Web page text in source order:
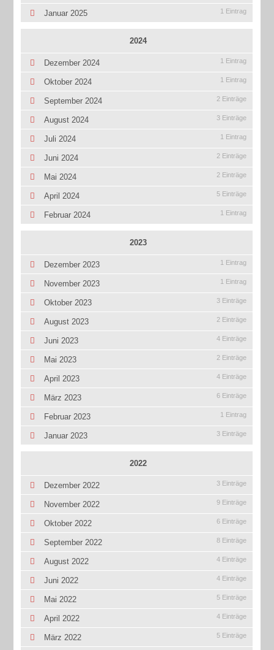
Januar 2025 1 Eintrag
2024
Dezember 2024 1 Eintrag
Oktober 2024 1 Eintrag
September 2024 2 Einträge
August 2024 3 Einträge
Juli 2024 1 Eintrag
Juni 2024 2 Einträge
Mai 2024 2 Einträge
April 2024 5 Einträge
Februar 2024 1 Eintrag
2023
Dezember 2023 1 Eintrag
November 2023 1 Eintrag
Oktober 2023 3 Einträge
August 2023 2 Einträge
Juni 2023 4 Einträge
Mai 2023 2 Einträge
April 2023 4 Einträge
März 2023 6 Einträge
Februar 2023 1 Eintrag
Januar 2023 3 Einträge
2022
Dezember 2022 3 Einträge
November 2022 9 Einträge
Oktober 2022 6 Einträge
September 2022 8 Einträge
August 2022 4 Einträge
Juni 2022 4 Einträge
Mai 2022 5 Einträge
April 2022 4 Einträge
März 2022 5 Einträge